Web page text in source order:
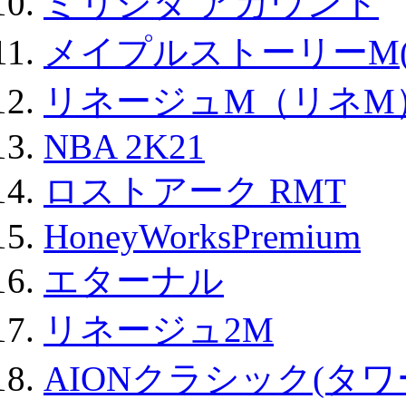
メイプルストーリー
リネージュM（リネM
NBA 2K21
ロストアーク RMT
HoneyWorksPremium
エターナル
リネージュ2M
AIONクラシック(タ